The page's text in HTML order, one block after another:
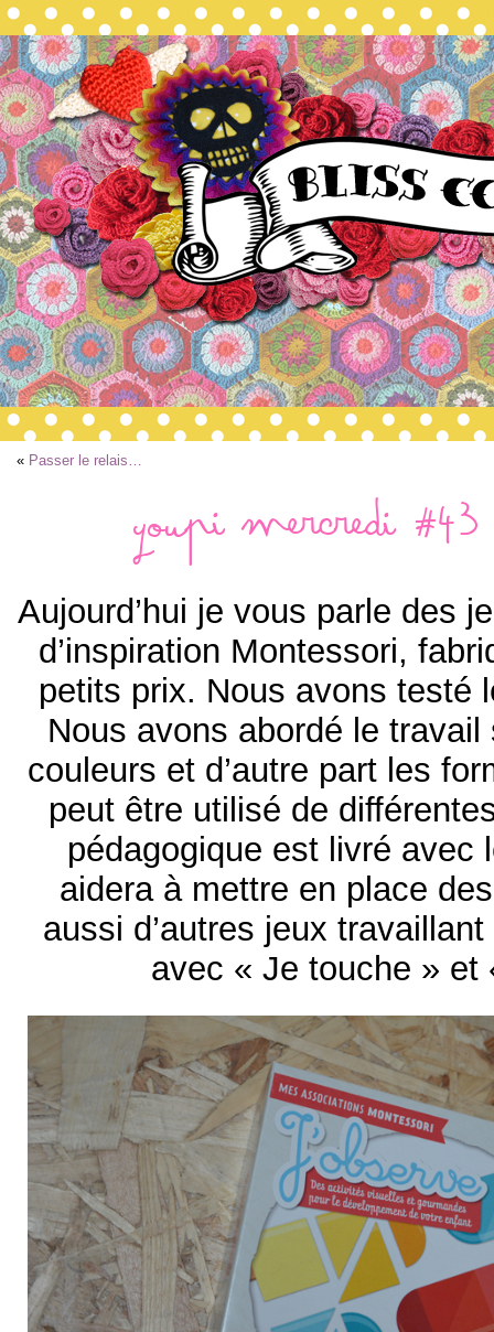
« Passer le relais…
Youpi mercredi
Aujourd’hui je vous parle des
d’inspiration Montessori,
petits prix. Nous avons testé
Nous avons abordé le
couleurs et d’autre part les
peut être utilisé de
pédagogique est livré avec
aidera à mettre en place
aussi d’autres jeux
avec « Je touche » et